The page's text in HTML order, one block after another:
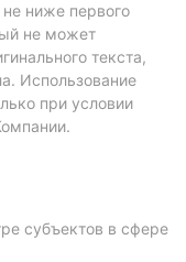
ниже первого
не может
текста,
Использование
при условии
субъектов в сфере